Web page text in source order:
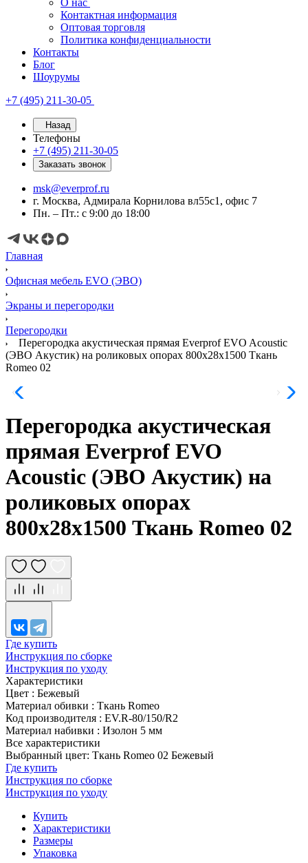
О нас
Контактная информация
Оптовая торговля
Политика конфиденциальности
Контакты
Блог
Шоурумы
+7 (495) 211-30-05
Назад
Телефоны
+7 (495) 211-30-05
Заказать звонок
msk@everprof.ru
г. Москва, Адмирала Корнилова вл55с1, офис 7
Пн. – Пт.: с 9:00 до 18:00
Главная
Офисная мебель EVO (ЭВО)
Экраны и перегородки
Перегородки
Перегородка акустическая прямая Everprof EVO Acoustic
(ЭВО Акустик) на роликовых опорах 800х28х1500 Ткань
Romeo 02
Перегородка акустическая
прямая Everprof EVO
Acoustic (ЭВО Акустик) на
роликовых опорах
800х28х1500 Ткань Romeo 02
Где купить
Инструкция по сборке
Инструкция по уходу
Характеристики
Цвет : Бежевый
Материал обивки : Ткань Romeo
Код производителя : EV.R-80/150/R2
Материал набивки : Изолон 5 мм
Все характеристики
Выбранный цвет: Ткань Romeo 02 Бежевый
Где купить
Инструкция по сборке
Инструкция по уходу
Купить
Характеристики
Размеры
Упаковка